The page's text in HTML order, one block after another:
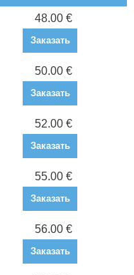
48.00 €
Заказать
50.00 €
Заказать
52.00 €
Заказать
55.00 €
Заказать
56.00 €
Заказать